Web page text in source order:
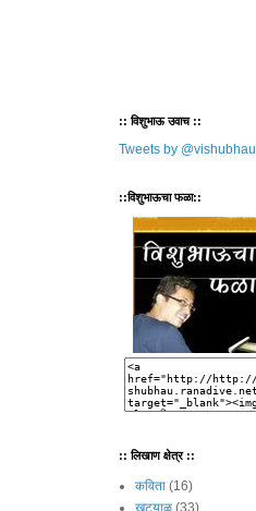
:: विशुभाऊ उवाच ::
Tweets by @vishubhau
::विशुभाऊचा फळा::
:: लिखाण क्षेत्र ::
कविता (16)